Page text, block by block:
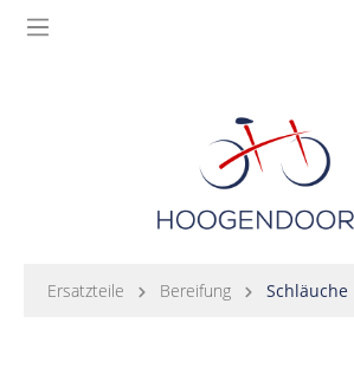
Ersatzteile Bereifung Schläuche